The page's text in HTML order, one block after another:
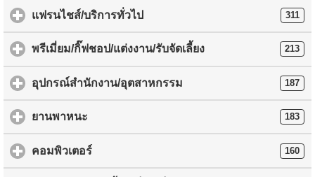
แฟรนไชส์/บริการทั่วไป 311
พรีเมี่ยม/กิ๊ฟชอป/แต่งงาน/รับจัดเลี้ยง 213
อุปกรณ์สำนักงาน/อุตสาหกรรม 187
ยานพาหนะ 183
คอมพิวเตอร์ 160